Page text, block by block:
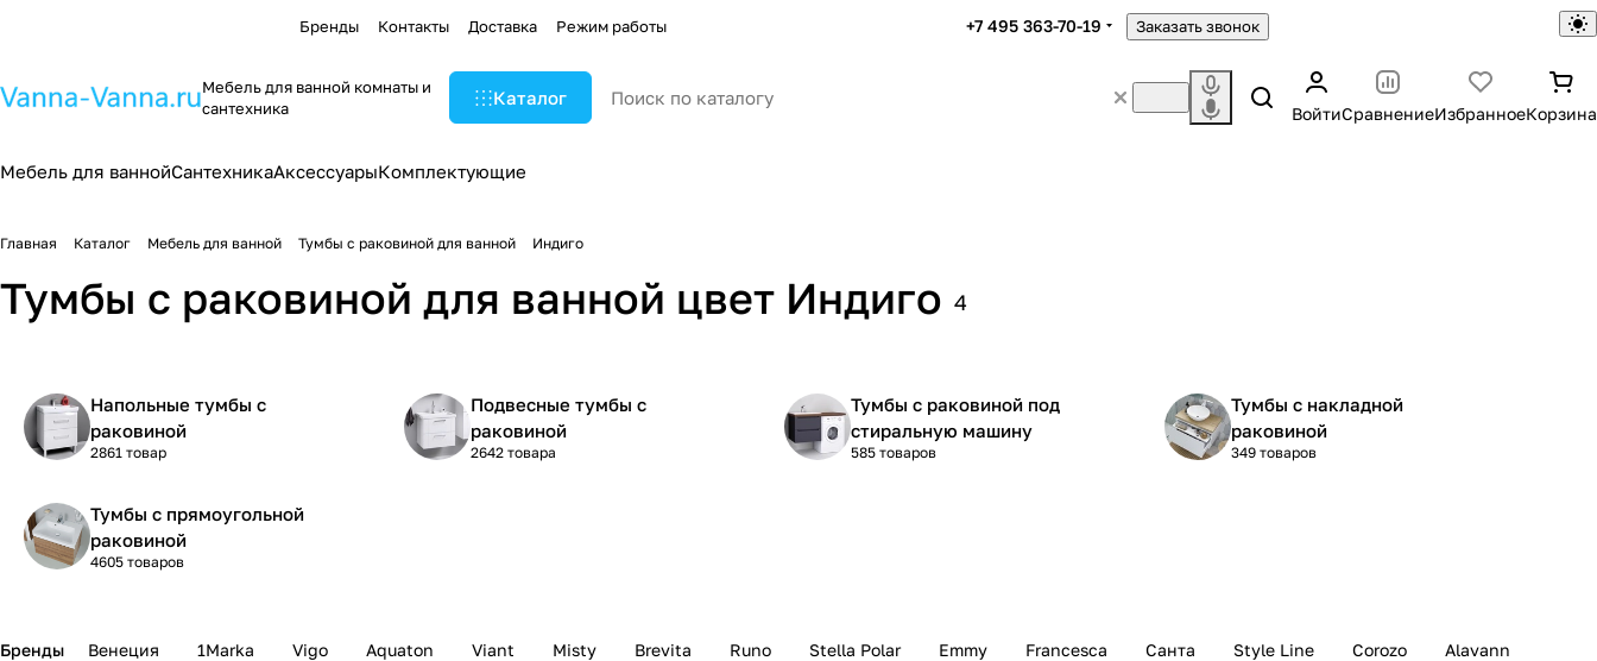
Бренды Контакты Доставка Режим работы +7 495 363-70-19 Заказать звонок
Мебель для ванной комнаты и
сантехника
Каталог
ВойтиСравнениеИзбранноеКорзина
Мебель для ваннойСантехникаАксессуарыКомплектующие
Главная Каталог Мебель для ванной Тумбы с раковиной для ванной Индиго
Тумбы с раковиной для ванной цвет Индиго 4
Напольные тумбы с
раковиной
2861 товар
Подвесные тумбы с
раковиной
2642 товара
Тумбы с раковиной под
стиральную машину
585 товаров
Тумбы с накладной
раковиной
349 товаров
Тумбы с прямоугольной
раковиной
4605 товаров
Бренды Венеция 1Marka Vigo Aquaton Viant Misty Brevita Runo Stella Polar Emmy Francesca Санта Style Line Corozo Alavann